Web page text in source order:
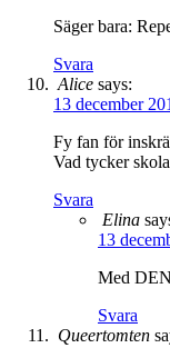
Säger bara:
Svara
Alice says:
13 december
Fy fan för
Vad tycker
Svara
Elina
13
Med
Svara
Queertomten